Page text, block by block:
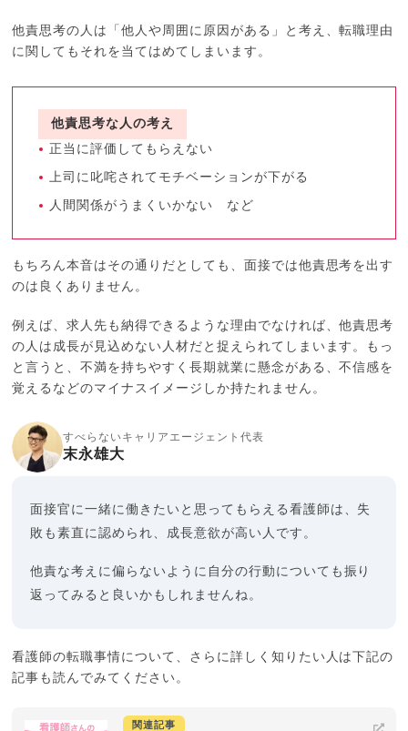
他責思考の人は「他人や周囲に原因がある」と考え、転職理由
に関してもそれを当てはめてしまいます。
他責思考な人の考え
正当に評価してもらえない
上司に叱咤されてモチベーションが下がる
人間関係がうまくいかない など
もちろん本音はその通りだとしても、面接では他責思考を出す
のは良くありません。
例えば、求人先も納得できるような理由でなければ、他責思考
の人は成長が見込めない人材だと捉えられてしまいます。もっ
と言うと、不満を持ちやすく長期就業に懸念がある、不信感を
覚えるなどのマイナスイメージしか持たれません。
すべらないキャリアエージェント代表
末永雄大
面接官に一緒に働きたいと思ってもらえる看護師は、失
敗も素直に認められ、成長意欲が高い人です。
他責な考えに偏らないように自分の行動についても振り
返ってみると良いかもしれませんね。
看護師の転職事情について、さらに詳しく知りたい人は下記の
記事も読んでみてください。
関連記事